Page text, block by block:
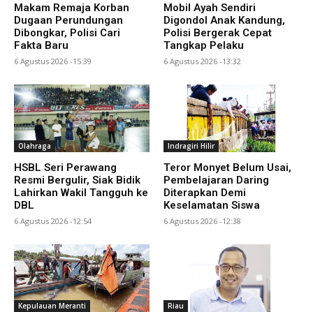
Makam Remaja Korban
Dugaan Perundungan
Dibongkar, Polisi Cari
Fakta Baru
6 Agustus 2026 -15:39
Mobil Ayah Sendiri
Digondol Anak Kandung,
Polisi Bergerak Cepat
Tangkap Pelaku
6 Agustus 2026 -13:32
Olahraga
HSBL Seri Perawang
Resmi Bergulir, Siak Bidik
Lahirkan Wakil Tangguh ke
DBL
6 Agustus 2026 -12:54
Indragiri Hilir
Teror Monyet Belum Usai,
Pembelajaran Daring
Diterapkan Demi
Keselamatan Siswa
6 Agustus 2026 -12:38
Kepulauan Meranti Riau